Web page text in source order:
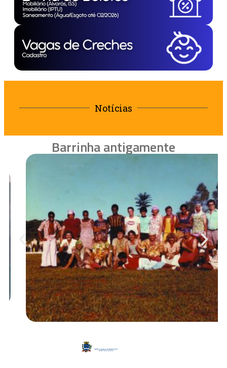
Notícias
Barrinha antigamente